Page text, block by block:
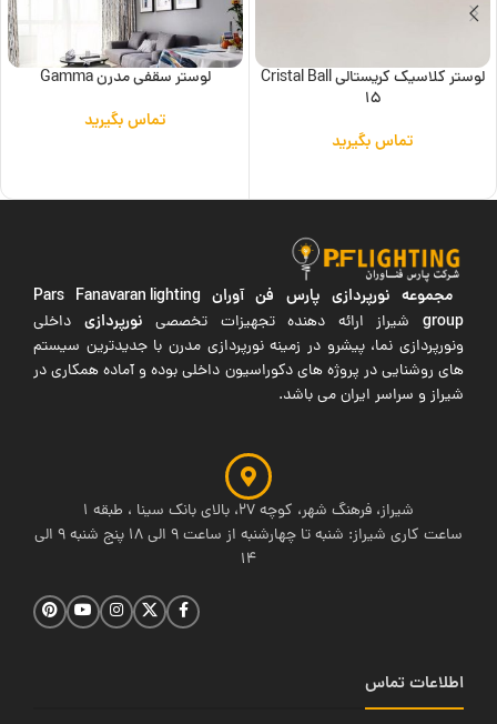
لوستر کلاسیک کریستالی Cristal Ball
15
تماس بگیرید
لوستر سقفی مدرن Gamma
تماس بگیرید
مجموعه نورپردازی پارس فن آوران Pars Fanavaran lighting
groupشیراز ارائه دهنده تجهیزات تخصصی نورپردازی داخلی
ونورپردازی نما، پیشرو در زمینه نورپردازی مدرن با جدیدترین سیستم
های روشنایی در پروژه های دکوراسیون داخلی بوده و آماده همکاری در
شیراز و سراسر ایران می باشد.
شیراز، فرهنگ شهر، کوچه 27، بالای بانک سینا ، طبقه 1
ساعت کاری شیراز: شنبه تا چهارشنبه از ساعت 9 الی 18 پنج شنبه 9 الی
14
اطلاعات تماس